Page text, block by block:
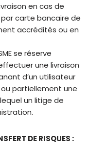
en cas de
carte bancaire de
accrédités ou en
se réserve
une livraison
d’un utilisateur
partiellement une
un litige de
DE RISQUES :